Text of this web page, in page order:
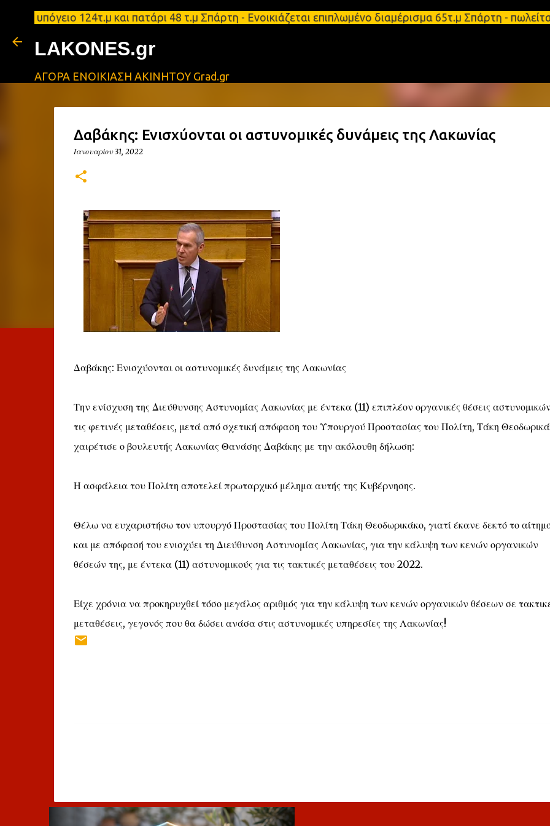
Μετάβαση στο κύριο περιεχόμενο
124τ.μ και πατάρι 48 τ.μ Σπάρτη - Ενοικιάζεται επιπλωμένο διαμέρισμα 65τ.μ Σπάρτη -
LAKONES.gr
ΑΓΟΡΑ ΕΝΟΙΚΙΑΣΗ ΑΚΙΝΗΤΟΥ Grad.gr
Δαβάκης: Ενισχύονται οι αστυνομικές δυνάμεις της Λακωνίας
Ιανουαρίου 31, 2022
Δαβάκης: Ενισχύονται οι αστυνομικές δυνάμεις της Λακωνίας
Την ενίσχυση της Διεύθυνσης Αστυνομίας Λακωνίας με έντεκα (11) επιπλέον οργανικές θέσεις
τις φετινές μεταθέσεις, μετά από σχετική απόφαση του Υπουργού Προστασίας του Πολίτη, Τάκη
χαιρέτισε ο βουλευτής Λακωνίας Θανάσης Δαβάκης με την ακόλουθη δήλωση:
Η ασφάλεια του Πολίτη αποτελεί πρωταρχικό μέλημα αυτής της Κυβέρνησης.
Θέλω να ευχαριστήσω τον υπουργό Προστασίας του Πολίτη Τάκη Θεοδωρικάκο, γιατί έκανε δεκτό το
και με απόφασή του ενισχύει τη Διεύθυνση Αστυνομίας Λακωνίας, για την κάλυψη των κενών οργανικών
θέσεών της, με έντεκα (11) αστυνομικούς για τις τακτικές μεταθέσεις του 2022.
Είχε χρόνια να προκηρυχθεί τόσο μεγάλος αριθμός για την κάλυψη των κενών οργανικών θέσεων σε
μεταθέσεις, γεγονός που θα δώσει ανάσα στις αστυνομικές υπηρεσίες της Λακωνίας!
λ